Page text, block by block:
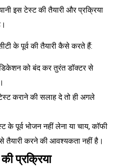
इस टेस्ट की तैयारी और प्रक्रिया
के पूर्व की तैयारी कैसे करते हैं:
को बंद कर तुरंत डॉक्टर से
कराने की सलाह दे तो ही अगले
के पूर्व भोजन नहीं लेना या चाय, कॉफी
तैयारी करने की आवश्यकता नहीं है।
प्रक्रिया